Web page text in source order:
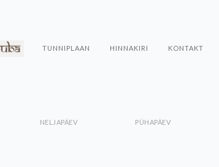
TUNNIPLAAN HINNAKIRI KONTAKT
NELJAPÄEV PÜHAPÄEV